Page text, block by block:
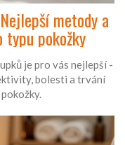
metody a
typu pokožky
je pro vás nejlepší -
bolesti a trvání